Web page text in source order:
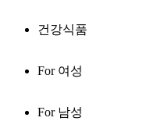
건강식품
For 여성
For 남성